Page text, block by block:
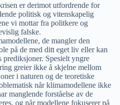
er derimot utfordrende for
politisk og vitenskapelig
vi mottar fra politkere og
falske.
de mangler den
på de med ditt eget liv eller kan
prediksjoner. Spesielt yngre
greier ikke å skjelne mellom
i naturen og de teoretiske
når klimamodellene ikke
manglende forståelse av de
og når modellene fokuserer på